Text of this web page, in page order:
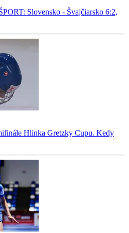
Slovensko - Švajčiarsko 6:2,
Hlinka Gretzky Cupu. Kedy